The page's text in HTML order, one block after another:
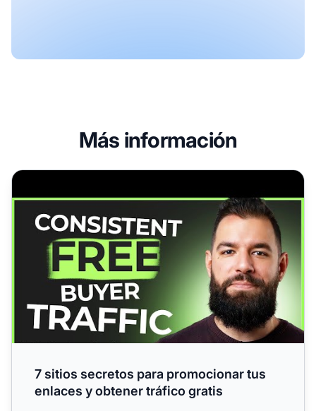
Más información
7 sitios secretos para promocionar tus enlaces y obtener
7 sitios secretos para promocionar tus
enlaces y obtener tráfico gratis